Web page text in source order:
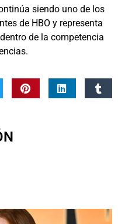
siendo uno de los
de HBO y representa
de la competencia